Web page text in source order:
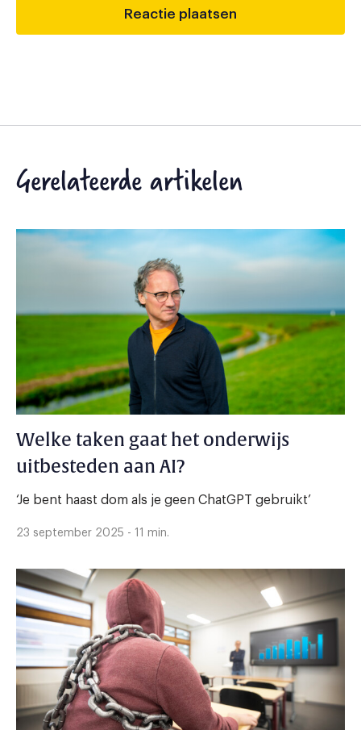
Gerelateerde artikelen
Welke taken gaat het onderwijs
uitbesteden aan AI?
‘Je bent haast dom als je geen ChatGPT gebruikt’
23 september 2025 - 11 min.